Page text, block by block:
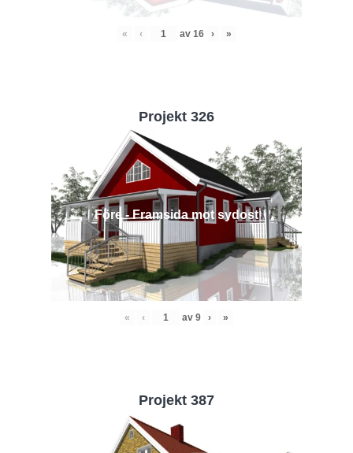
« ‹ av 16 › »
Projekt 326
Före - Framsida mot sydost
« ‹ av 9 › »
Projekt 387